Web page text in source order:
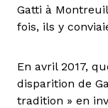
Gatti à
fois, ils y
En avril 2017,
disparition de
tradition » en